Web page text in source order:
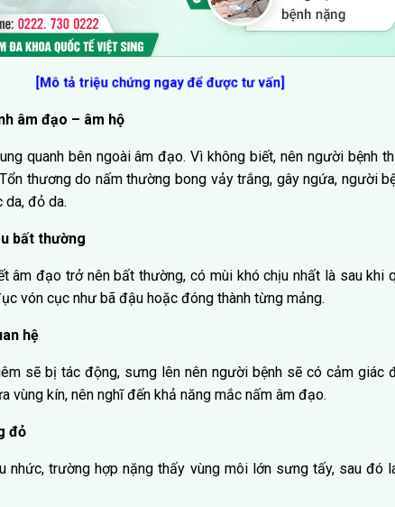
[Mô tả triệu chứng ngay để được tư vấn]
âm đạo – âm hộ
quanh bên ngoài âm đạo. Vì không biết, nên người bệnh
thương do nấm thường bong vảy trắng, gây ngứa, người
da, đỏ da.
bất thường
âm đạo trở nên bất thường, có mùi khó chịu nhất là sau khi
vón cục như bã đậu hoặc đóng thành từng mảng.
hệ
sẽ bị tác động, sưng lên nên người bệnh sẽ có cảm giác
vùng kín, nên nghĩ đến khả năng mắc nấm âm đạo.
đỏ
nhức, trường hợp nặng thấy vùng môi lớn sưng tấy, sau đó